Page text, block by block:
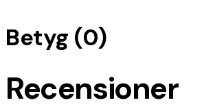
Betyg (0)
Recensioner